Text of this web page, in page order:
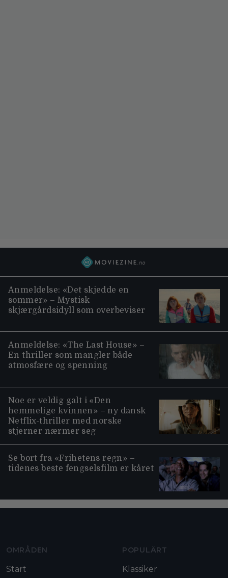
Anmeldelse: «Det skjedde en
sommer» – Mystisk
skjærgårdsidyll som overbeviser
Anmeldelse: «The Last House» –
En thriller som mangler både
atmosfære og spenning
Noe er veldig galt i «Den
hemmelige kvinnen» – ny dansk
Netflix-thriller med norske
stjerner nærmer seg
Se bort fra «Frihetens regn» –
tidenes beste fengselsfilm er kåret
OMRÅDEN
Start
POPULÄRT
Klassiker